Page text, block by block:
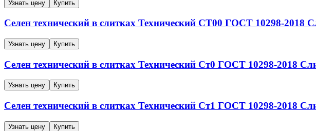
Узнать цену Купить
Селен технический в слитках Технический СТ00 ГОСТ 10298-2018
Узнать цену Купить
Селен технический в слитках Технический Ст0 ГОСТ 10298-2018
Узнать цену Купить
Селен технический в слитках Технический Ст1 ГОСТ 10298-2018
Узнать цену Купить